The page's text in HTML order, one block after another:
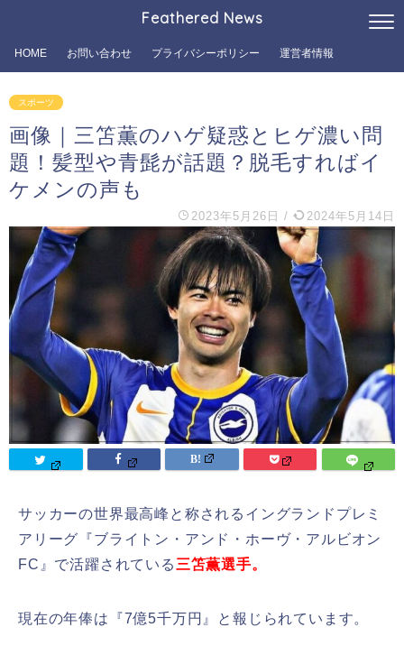
Feathered News
HOME お問い合わせ プライバシーポリシー 運営者情報
スポーツ
画像｜三笘薫のハゲ疑惑とヒゲ濃い問
題！髪型や青髭が話題？脱毛すればイ
ケメンの声も
2023年5月26日 / 2024年5月14日
サッカーの世界最高峰と称されるイングランドプレミ
アリーグ『ブライトン・アンド・ホーヴ・アルビオン
FC』で活躍されている 三笘薫選手。
現在の年俸は『7億5千万円』と報じられています。